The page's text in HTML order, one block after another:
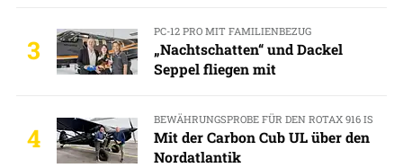
3
PC-12 PRO MIT FAMILIENBEZUG
„Nachtschatten“ und Dackel
Seppel fliegen mit
4
BEWÄHRUNGSPROBE FÜR DEN ROTAX 916 IS
Mit der Carbon Cub UL über den
Nordatlantik